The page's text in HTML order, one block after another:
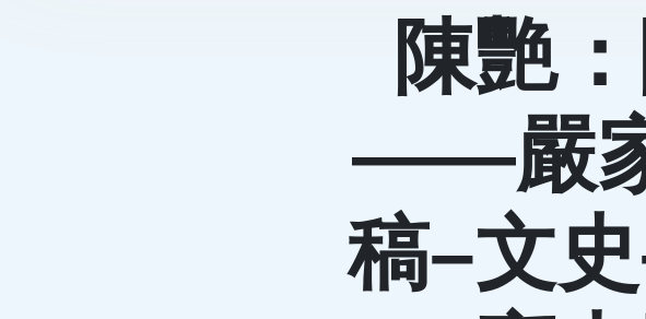
陳艷
——嚴
稿–文